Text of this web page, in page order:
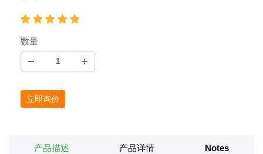
数量
立即询价
产品描述 产品详情 Notes